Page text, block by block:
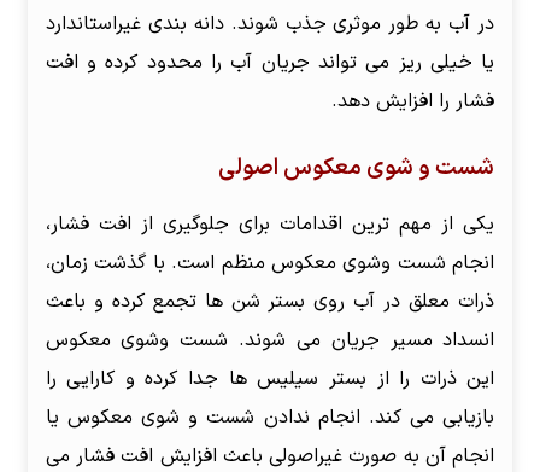
در آب به طور موثری جذب شوند. دانه بندی غیراستاندارد
یا خیلی ریز می تواند جریان آب را محدود کرده و افت
فشار را افزایش دهد.
شست و شوی معکوس اصولی
یکی از مهم ترین اقدامات برای جلوگیری از افت فشار،
انجام شست وشوی معکوس منظم است. با گذشت زمان،
ذرات معلق در آب روی بستر شن ها تجمع کرده و باعث
انسداد مسیر جریان می شوند. شست وشوی معکوس
این ذرات را از بستر سیلیس ها جدا کرده و کارایی را
بازیابی می کند. انجام ندادن شست و شوی معکوس یا
انجام آن به صورت غیراصولی باعث افزایش افت فشار می